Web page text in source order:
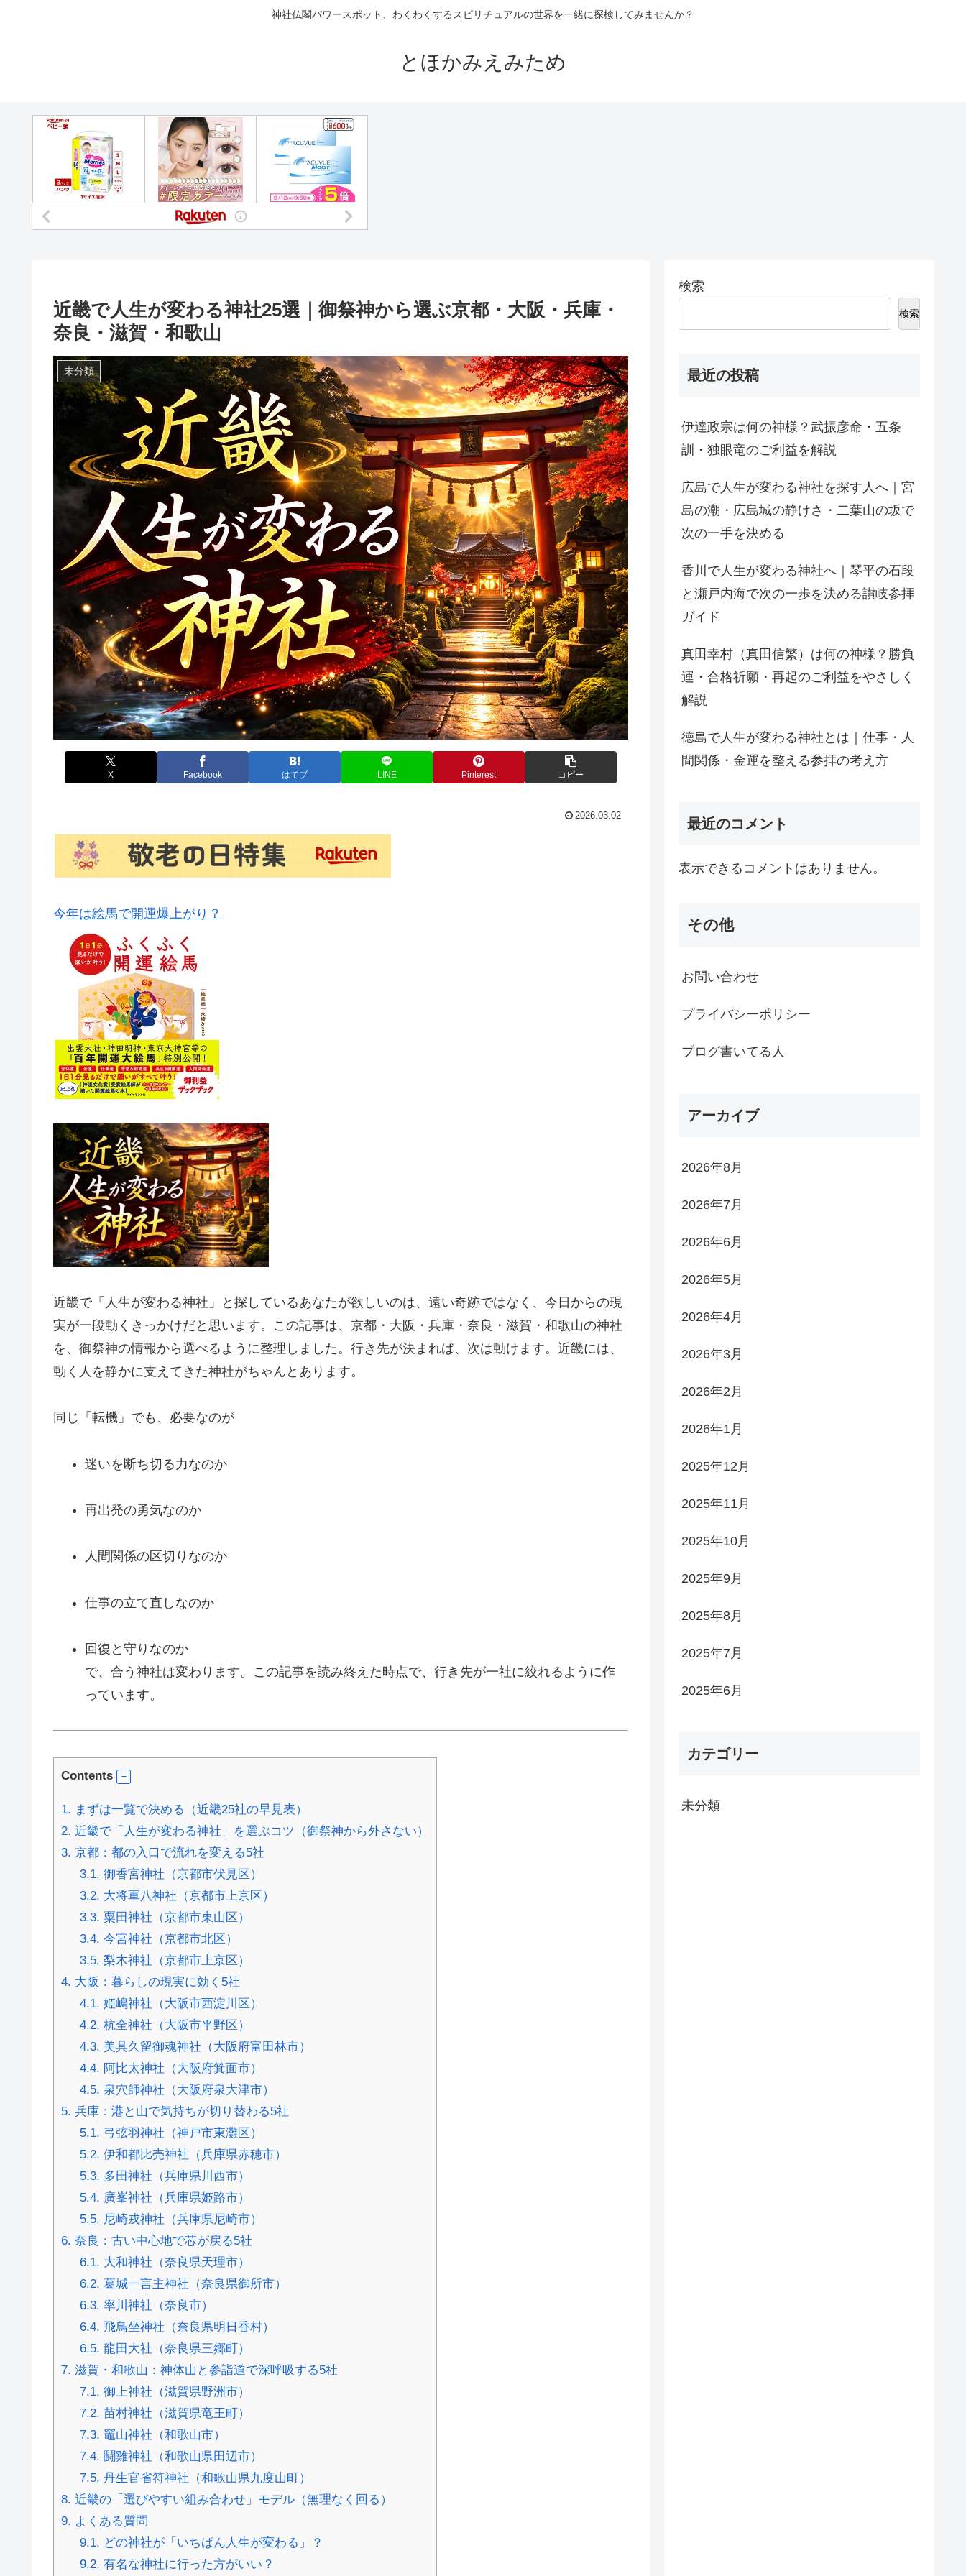
神社仏閣パワースポット、わくわくするスピリチュアルの世界を一緒に探検してみませんか？
とほかみえみため
近畿で人生が変わる神社25選｜御祭神から選ぶ京都・大阪・兵庫・
奈良・滋賀・和歌山
未分類
X Facebook はてブ LINE Pinterest コピー
2026.03.02
今年は絵馬で開運爆上がり？
近畿で「人生が変わる神社」と探しているあなたが欲しいのは、遠い奇跡ではなく、今日からの現
実が一段動くきっかけだと思います。この記事は、京都・大阪・兵庫・奈良・滋賀・和歌山の神社
を、御祭神の情報から選べるように整理しました。行き先が決まれば、次は動けます。近畿には、
動く人を静かに支えてきた神社がちゃんとあります。
同じ「転機」でも、必要なのが
迷いを断ち切る力なのか
再出発の勇気なのか
人間関係の区切りなのか
仕事の立て直しなのか
回復と守りなのか
で、合う神社は変わります。この記事を読み終えた時点で、行き先が一社に絞れるように作
っています。
Contents
1. まずは一覧で決める（近畿25社の早見表）
2. 近畿で「人生が変わる神社」を選ぶコツ（御祭神から外さない）
3. 京都：都の入口で流れを変える5社
3.1. 御香宮神社（京都市伏見区）
3.2. 大将軍八神社（京都市上京区）
3.3. 粟田神社（京都市東山区）
3.4. 今宮神社（京都市北区）
3.5. 梨木神社（京都市上京区）
4. 大阪：暮らしの現実に効く5社
4.1. 姫嶋神社（大阪市西淀川区）
4.2. 杭全神社（大阪市平野区）
4.3. 美具久留御魂神社（大阪府富田林市）
4.4. 阿比太神社（大阪府箕面市）
4.5. 泉穴師神社（大阪府泉大津市）
5. 兵庫：港と山で気持ちが切り替わる5社
5.1. 弓弦羽神社（神戸市東灘区）
5.2. 伊和都比売神社（兵庫県赤穂市）
5.3. 多田神社（兵庫県川西市）
5.4. 廣峯神社（兵庫県姫路市）
5.5. 尼崎戎神社（兵庫県尼崎市）
6. 奈良：古い中心地で芯が戻る5社
6.1. 大和神社（奈良県天理市）
6.2. 葛城一言主神社（奈良県御所市）
6.3. 率川神社（奈良市）
6.4. 飛鳥坐神社（奈良県明日香村）
6.5. 龍田大社（奈良県三郷町）
7. 滋賀・和歌山：神体山と参詣道で深呼吸する5社
7.1. 御上神社（滋賀県野洲市）
7.2. 苗村神社（滋賀県竜王町）
7.3. 竈山神社（和歌山市）
7.4. 鬪雞神社（和歌山県田辺市）
7.5. 丹生官省符神社（和歌山県九度山町）
8. 近畿の「選びやすい組み合わせ」モデル（無理なく回る）
9. よくある質問
9.1. どの神社が「いちばん人生が変わる」？
9.2. 有名な神社に行った方がいい？
検索
検索
最近の投稿
伊達政宗は何の神様？武振彦命・五条
訓・独眼竜のご利益を解説
広島で人生が変わる神社を探す人へ｜宮
島の潮・広島城の静けさ・二葉山の坂で
次の一手を決める
香川で人生が変わる神社へ｜琴平の石段
と瀬戸内海で次の一歩を決める讃岐参拝
ガイド
真田幸村（真田信繁）は何の神様？勝負
運・合格祈願・再起のご利益をやさしく
解説
徳島で人生が変わる神社とは｜仕事・人
間関係・金運を整える参拝の考え方
最近のコメント
表示できるコメントはありません。
その他
お問い合わせ
プライバシーポリシー
ブログ書いてる人
アーカイブ
2026年8月
2026年7月
2026年6月
2026年5月
2026年4月
2026年3月
2026年2月
2026年1月
2025年12月
2025年11月
2025年10月
2025年9月
2025年8月
2025年7月
2025年6月
カテゴリー
未分類